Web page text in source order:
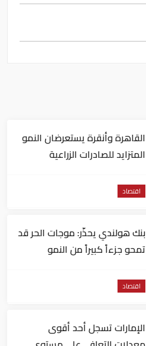
القاهرة وأنقرة يستعرضان النمو
المتزايد للصادرات الزراعية
اقتصاد
بنك هولندي يحذّر: موجات الحر قد
تمحو جزءاً كبيراً من النمو
اقتصاد
الإمارات تسجل أحد أقوى